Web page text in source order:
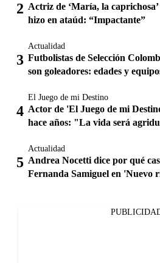
Actriz de ‘María, la
hizo en ataúd: “Impactante”
Actualidad
Futbolistas de Selección
son goleadores: edades y
El Juego de mi Destino
Actor de 'El Juego de mi
hace años: "La vida será
Actualidad
Andrea Nocetti dice por qué
Fernanda Samiguel en 'Nuevo